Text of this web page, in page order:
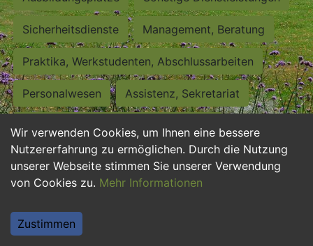
Wir verwenden Cookies, um Ihnen eine bessere
Nutzererfahrung zu ermöglichen. Durch die Nutzung
unserer Webseite stimmen Sie unserer Verwendung
von Cookies zu. Mehr Informationen
Zustimmen
Sicherheitsdienste Management, Beratung
Praktika, Werkstudenten, Abschlussarbeiten
Personalwesen Assistenz, Sekretariat
Hilfskräfte, Aushilfs- und Nebenjobs
Einkauf, Logistik, Materialwirtschaft
Weiterbildung, Studium, duale Ausbildung
Tourismus